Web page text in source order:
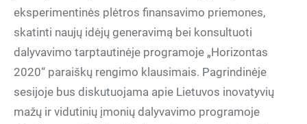
eksperimentinės plėtros finansavimo priemones,
skatinti naujų idėjų generavimą bei konsultuoti
dalyvavimo tarptautinėje programoje „Horizontas
2020“ paraiškų rengimo klausimais. Pagrindinėje
sesijoje bus diskutuojama apie Lietuvos inovatyvių
mažų ir vidutinių įmonių dalyvavimo programoje